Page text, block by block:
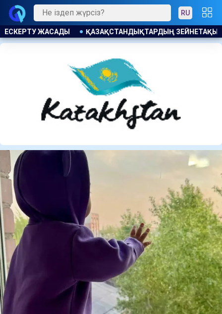
RU
ЖИНАҒЫ 4,08 ТРЛН ТЕҢГЕГЕ ӨСТІ БЖЗҚ СЕБЕБІН